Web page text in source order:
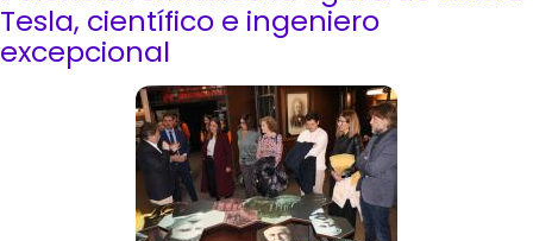
exposición
“Ilustrar,
dibujar,
Villamuza
Tesla, científico e ingeniero
excepcional